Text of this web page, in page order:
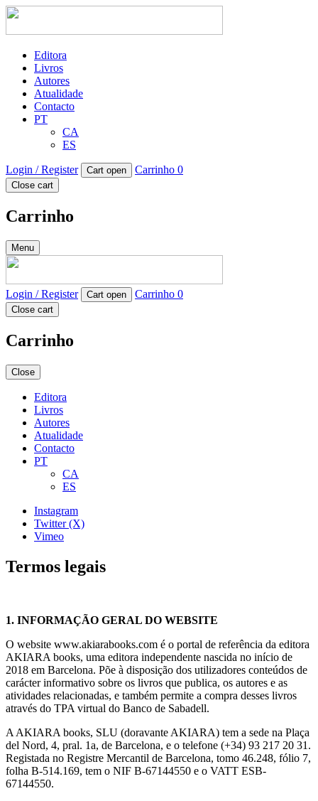
Editora
Livros
Autores
Atualidade
Contacto
PT
CA
ES
Login / Register Cart open Carrinho 0
Close cart
Carrinho
Menu
Login / Register Cart open Carrinho 0
Close cart
Carrinho
Close
Editora
Livros
Autores
Atualidade
Contacto
PT
CA
ES
Instagram
Twitter (X)
Vimeo
Termos legais
1. INFORMAÇÃO GERAL DO WEBSITE
O website www.akiarabooks.com é o portal de referência da editora
AKIARA books, uma editora independente nascida no início de
2018 em Barcelona. Põe à disposição dos utilizadores conteúdos de
carácter informativo sobre os livros que publica, os autores e as
atividades relacionadas, e também permite a compra desses livros
através do TPA virtual do Banco de Sabadell.
A AKIARA books, SLU (doravante AKIARA) tem a sede na Plaça
del Nord, 4, pral. 1a, de Barcelona, e o telefone (+34) 93 217 20 31.
Registada no Registre Mercantil de Barcelona, tomo 46.248, fólio 7,
folha B-514.169, tem o NIF B-67144550 e o VATT ESB-
67144550.